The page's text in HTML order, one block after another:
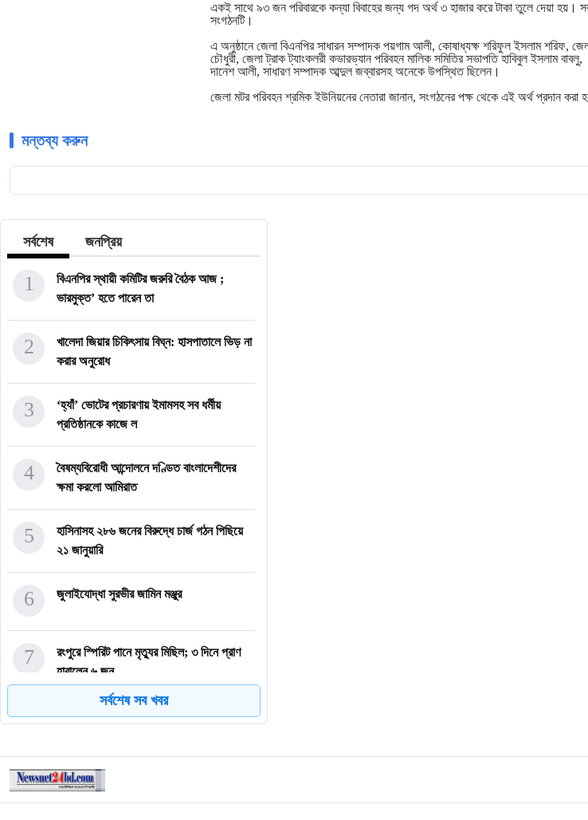
একই সাথে ৯৩ জন পরিবারকে কন্যা বিবাহের জন্য গদ অর্থ ৩ হাজার করে টাকা তুলে দেয়া হয়।
সংগঠনটি।
এ অনুষ্ঠানে জেলা বিএনপির সাধারন সম্পাদক পয়গাম আলী, কোষাধ্যক্ষ শরিফুল ইসলাম শরিফ,
চৌধুরী, জেলা ট্রাক ট্যাংকলরী কভারভ্যান পরিবহন মালিক সমিতির সভাপতি হাবিবুল ইসলাম
দানেশ আলী, সাধারণ সম্পাদক আব্দুল জব্বারসহ অনেকে উপস্থিত ছিলেন।
জেলা মটর পরিবহন শ্রমিক ইউনিয়নের নেতারা জানান, সংগঠনের পক্ষ থেকে এই অর্থ প্রদান
মন্তব্য করুন
সর্বশেষ জনপ্রিয়
বিএনপির স্থায়ী কমিটির জরুরি বৈঠক আজ ;
ভারমুক্ত’ হতে পারেন তা
1
খালেদা জিয়ার চিকিৎসায় বিঘ্ন: হাসপাতালে ভিড় না
করার অনুরোধ
2
‘হ্যাঁ’ ভোটের প্রচারণায় ইমামসহ সব ধর্মীয়
প্রতিষ্ঠানকে কাজে ল
3
বৈষম্যবিরোধী আন্দোলনে দণ্ডিত বাংলাদেশীদের
ক্ষমা করলো আমিরাত
4
হাসিনাসহ ২৮৬ জনের বিরুদ্ধে চার্জ গঠন পিছিয়ে
২১ জানুয়ারি
5
জুলাইযোদ্ধা সুরভীর জামিন মঞ্জুর
6
রংপুরে স্পিরিট পানে মৃত্যুর মিছিল; ৩ দিনে প্রাণ
হারালেন ৬ জন
7
নেতানিয়াহুসহ ৩৭ ইসরাইলি কর্মকর্তার বিরুদ্ধে
8
মিজানুর রহমান আজহারীর এ বছরের সকল বিভাগীয়
9
সর্বশেষ সব খবর